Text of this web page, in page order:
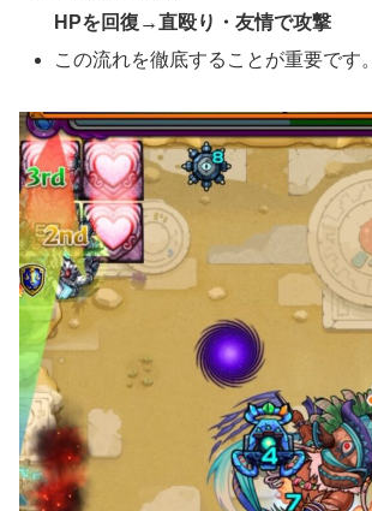
HPを回復→直殴り・友情で攻撃
この流れを徹底することが重要です。